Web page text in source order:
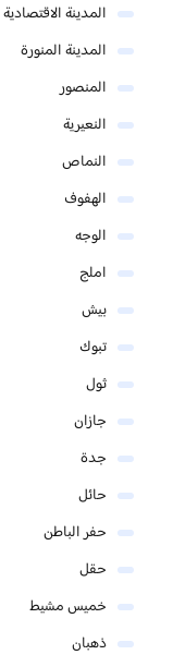
المدينة الاقتصادية
المدينة المنورة
المنصور
النعيرية
النماص
الهفوف
الوجه
املج
بيش
تبوك
ثول
جازان
جدة
حائل
حفر الباطن
حقل
خميس مشيط
ذهبان